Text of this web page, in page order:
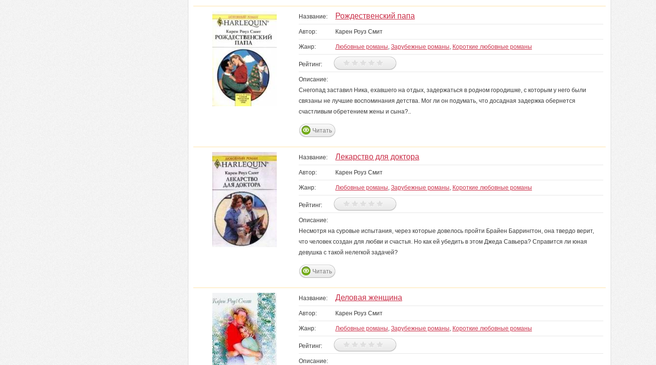
Название: Рождественский папа
Автор: Карен Роуз Смит
Жанр: Любовные романы, Зарубежные романы, Короткие любовные романы
Рейтинг:
Описание:
Снегопад заставил Ника, ехавшего на отдых, задержаться в родном городишке, с которым у него были
связаны не лучшие воспоминания детства. Мог ли он подумать, что досадная задержка обернется
счастливым обретением жены и сына?..
Читать
Название: Лекарство для доктора
Автор: Карен Роуз Смит
Жанр: Любовные романы, Зарубежные романы, Короткие любовные романы
Рейтинг:
Описание:
Несмотря на суровые испытания, через которые довелось пройти Брайен Баррингтон, она твердо верит,
что человек создан для любви и счастья. Но как ей убедить в этом Джеда Савьера? Справится ли юная
девушка с такой нелегкой задачей?
Читать
Название: Деловая женщина
Автор: Карен Роуз Смит
Жанр: Любовные романы, Зарубежные романы, Короткие любовные романы
Рейтинг:
Описание: